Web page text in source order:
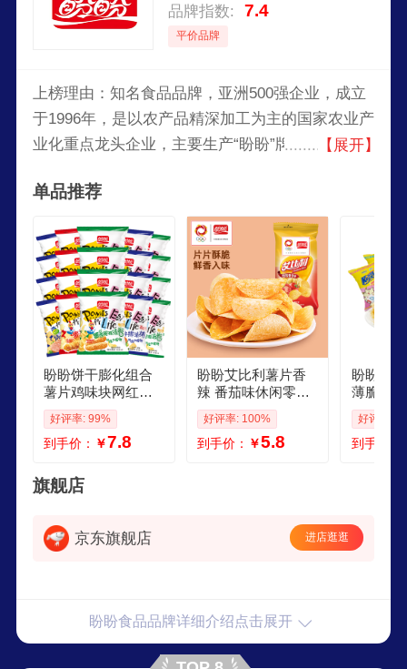
品牌指数: 7.4
平价品牌
上榜理由：知名食品品牌，亚洲500强企业，成立
于1996年，是以农产品精深加工为主的国家农业产
业化重点龙头企业，主要生产“盼盼”牌麦香系列、
等膨化类食品及法式小面包、软面包、蒸蛋糕、梅
尼耶干蛋糕、梅尼耶涂层蛋糕、软华夫、手撕包等
烘焙类食品。
【展开】
单品推荐
盼盼饼干膨化组合
薯片鸡味块网红零
食品休闲解馋小吃
麦香鸡味块8g15包
口味随机
好评率: 99%
到手价： ￥7.8
盼盼艾比利薯片香
辣 番茄味休闲零食
独立小包膨化食品
追剧分享装年货 番
茄味35g3包
好评率: 100%
到手价： ￥5.8
盼盼咔
薄脆薯
膨化食
食多种
脆玉米
好评率:
到手价：
旗舰店
京东旗舰店 进店逛逛
盼盼食品品牌详细介绍点击展开